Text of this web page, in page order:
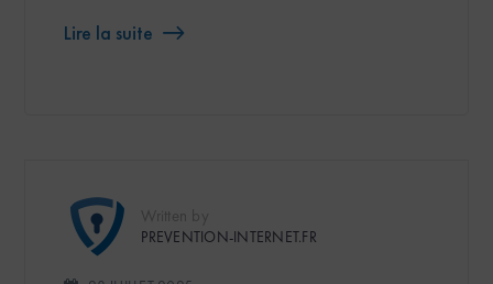
Lire la suite
PREVENTION-INTERNET.FR